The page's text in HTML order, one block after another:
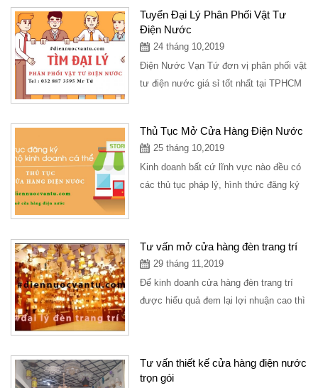
Tuyển Đại Lý Phân Phối Vật Tư
Điện Nước
24 tháng 10,2019
Điện Nước Vạn Tứ đơn vị phân phối vật
tư điện nước giá sỉ tốt nhất tại TPHCM
Thủ Tục Mở Cửa Hàng Điện Nước
25 tháng 10,2019
Kinh doanh bất cứ lĩnh vực nào đều có
các thủ tục pháp lý, hình thức đăng ký
Tư vấn mở cửa hàng đèn trang trí
29 tháng 11,2019
Để kinh doanh cửa hàng đèn trang trí
được hiểu quả đem lại lợi nhuận cao thì
Tư vấn thiết kế cửa hàng điện nước
trọn gói